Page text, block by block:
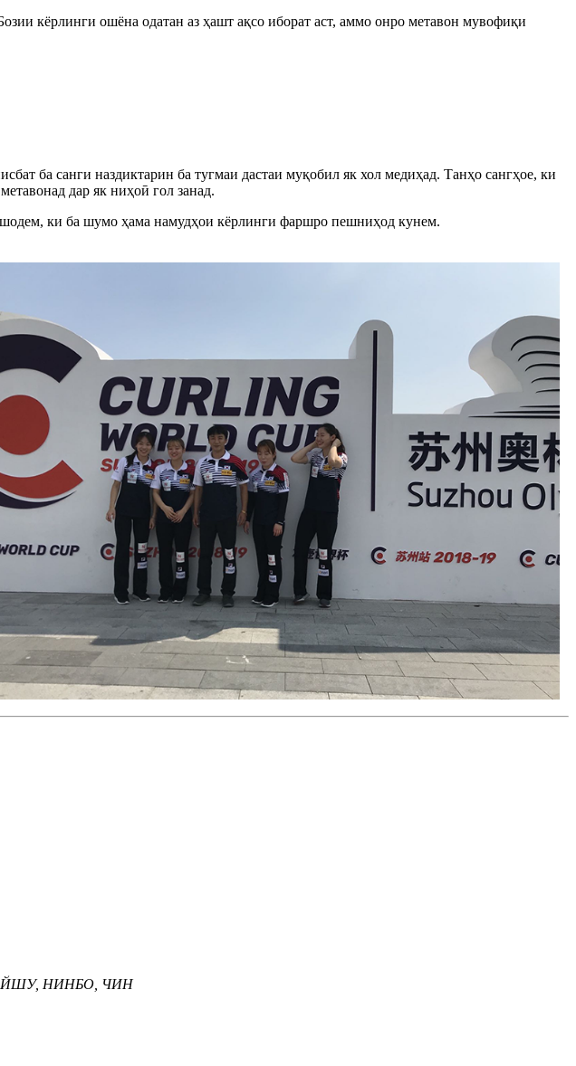
кёрлинги ошёна одатан аз ҳашт ақсо иборат аст, аммо онро метавон мувофиқи
ба санги наздиктарин ба тугмаи дастаи муқобил як хол медиҳад. Танҳо сангҳое, ки
дар як ниҳоӣ гол занад.
ки ба шумо ҳама намудҳои кёрлинги фаршро пешниҳод кунем.
НИНБО, ЧИН